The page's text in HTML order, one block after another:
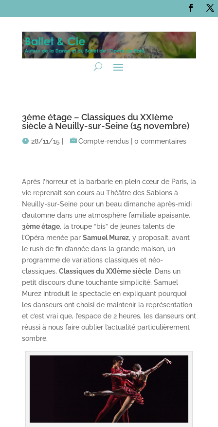
3ème étage – Classiques du XXIème
siècle à Neuilly-sur-Seine (15 novembre)
28/11/15 Compte-rendus| 0 commentaires
Après l’horreur et la barbarie en plein cœur de Paris, la
vie reprenait son cours au Théâtre des Sablons à
Neuilly-sur-Seine pour un beau dimanche après-midi
d’automne dans une atmosphère familiale apaisante.
3ème étage, la troupe “bis” de jeunes talents de
l’Opéra menée par Samuel Murez, y proposait, avant
le rush de fin d’année dans la grande maison, un
programme de variations classiques et néo-
classiques, Classiques du XXIème siècle. Dans un
petit discours d’une touchante simplicité, Samuel
Murez introduit le spectacle en expliquant pourquoi
les danseurs ont choisi de maintenir la représentation
et c’est vrai que, l’espace de 2 heures, les danseurs ont
réussi à nous faire oublier l’actualité particulièrement
sombre.